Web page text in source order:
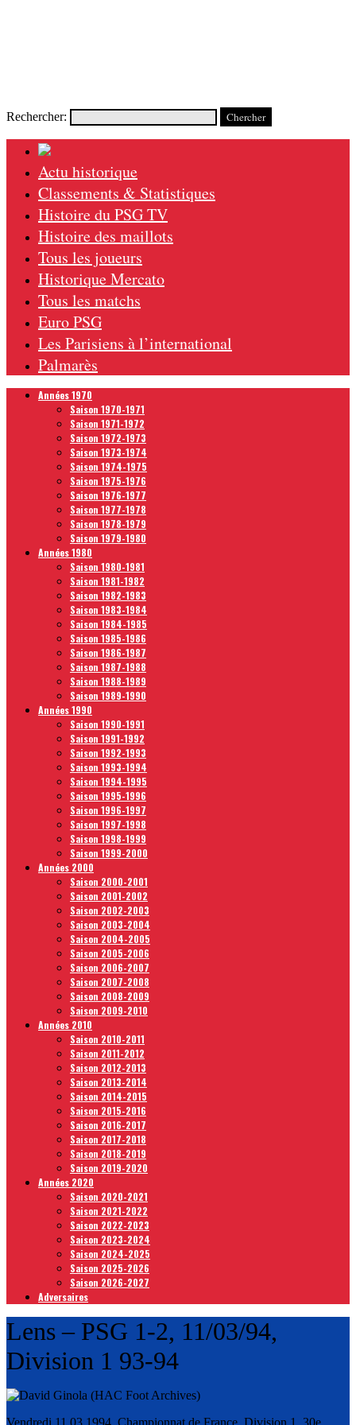
Rechercher:
Actu historique
Classements & Statistiques
Histoire du PSG TV
Histoire des maillots
Tous les joueurs
Historique Mercato
Tous les matchs
Euro PSG
Les Parisiens à l’international
Palmarès
Années 1970
Saison 1970-1971
Saison 1971-1972
Saison 1972-1973
Saison 1973-1974
Saison 1974-1975
Saison 1975-1976
Saison 1976-1977
Saison 1977-1978
Saison 1978-1979
Saison 1979-1980
Années 1980
Saison 1980-1981
Saison 1981-1982
Saison 1982-1983
Saison 1983-1984
Saison 1984-1985
Saison 1985-1986
Saison 1986-1987
Saison 1987-1988
Saison 1988-1989
Saison 1989-1990
Années 1990
Saison 1990-1991
Saison 1991-1992
Saison 1992-1993
Saison 1993-1994
Saison 1994-1995
Saison 1995-1996
Saison 1996-1997
Saison 1997-1998
Saison 1998-1999
Saison 1999-2000
Années 2000
Saison 2000-2001
Saison 2001-2002
Saison 2002-2003
Saison 2003-2004
Saison 2004-2005
Saison 2005-2006
Saison 2006-2007
Saison 2007-2008
Saison 2008-2009
Saison 2009-2010
Années 2010
Saison 2010-2011
Saison 2011-2012
Saison 2012-2013
Saison 2013-2014
Saison 2014-2015
Saison 2015-2016
Saison 2016-2017
Saison 2017-2018
Saison 2018-2019
Saison 2019-2020
Années 2020
Saison 2020-2021
Saison 2021-2022
Saison 2022-2023
Saison 2023-2024
Saison 2024-2025
Saison 2025-2026
Saison 2026-2027
Adversaires
Lens – PSG 1-2, 11/03/94,
Division 1 93-94
Vendredi 11.03.1994, Championnat de France, Division 1, 30e